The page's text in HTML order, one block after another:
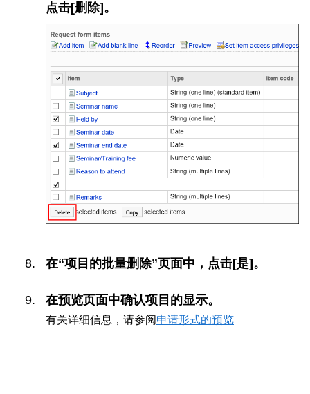
点击[删除]。
在“项目的批量删除”页面中，点击[是]。
在预览页面中确认项目的显示。
有关详细信息，请参阅申请形式的预览